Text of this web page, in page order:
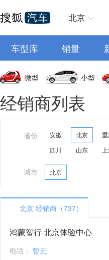
北京
车型库 销量
微型 小型
经销商列表
省份 安徽 北京
四川
山东
城市 北京
北京 经销商（737）
鸿蒙智行·北京体验中心
电话： 暂无